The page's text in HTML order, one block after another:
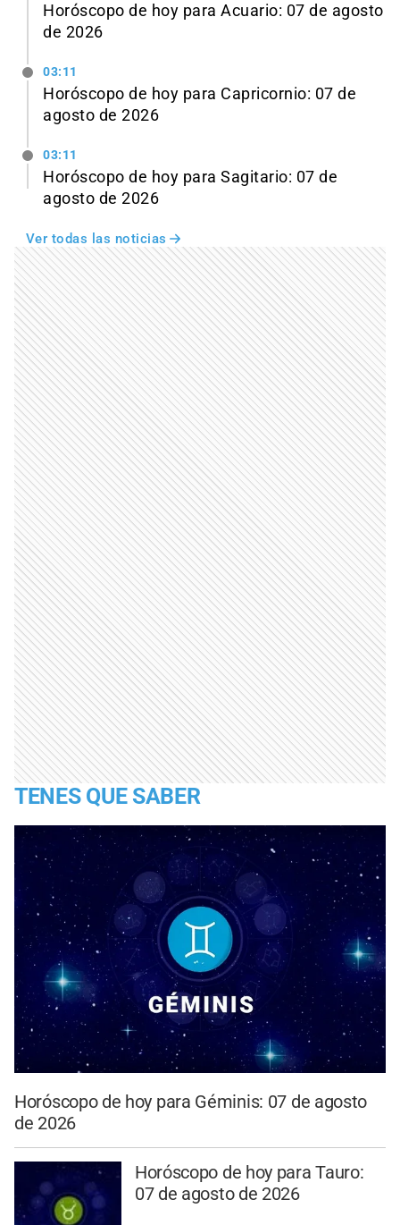
Horóscopo de hoy para Acuario: 07 de agosto
de 2026
03:11
Horóscopo de hoy para Capricornio: 07 de
agosto de 2026
03:11
Horóscopo de hoy para Sagitario: 07 de
agosto de 2026
Ver todas las noticias
TENES QUE SABER
Horóscopo de hoy para Géminis: 07 de agosto
de 2026
Horóscopo de hoy para Tauro:
07 de agosto de 2026